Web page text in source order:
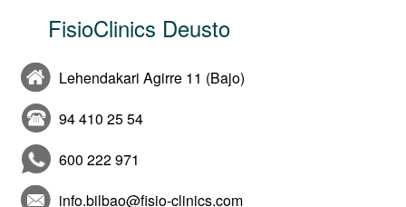
FisioClinics Deusto
Lehendakari Agirre 11 (Bajo)
94 410 25 54
600 222 971
info.bilbao@fisio-clinics.com